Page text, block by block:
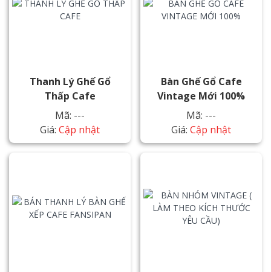
Thanh Lý Ghế Gổ
Thấp Cafe
Mã: ---
Giá: Cập nhật
Bàn Ghế Gổ Cafe
Vintage Mới 100%
Mã: ---
Giá: Cập nhật